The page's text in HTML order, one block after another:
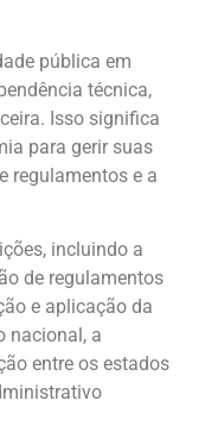
pública em
técnica,
Isso significa
para gerir suas
regulamentos e a
incluindo a
de regulamentos
e aplicação da
nacional, a
entre os estados